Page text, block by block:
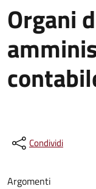
Organi
Condividi
Argomenti